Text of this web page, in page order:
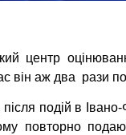
центр
він аж два рази
подій в
повторно